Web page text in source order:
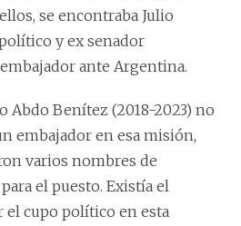
se encontraba Julio
y ex senador
ante Argentina.
Abdo Benítez (2018-2023) no
embajador en esa misión,
varios nombres de
el puesto. Existía el
el cupo político en esta